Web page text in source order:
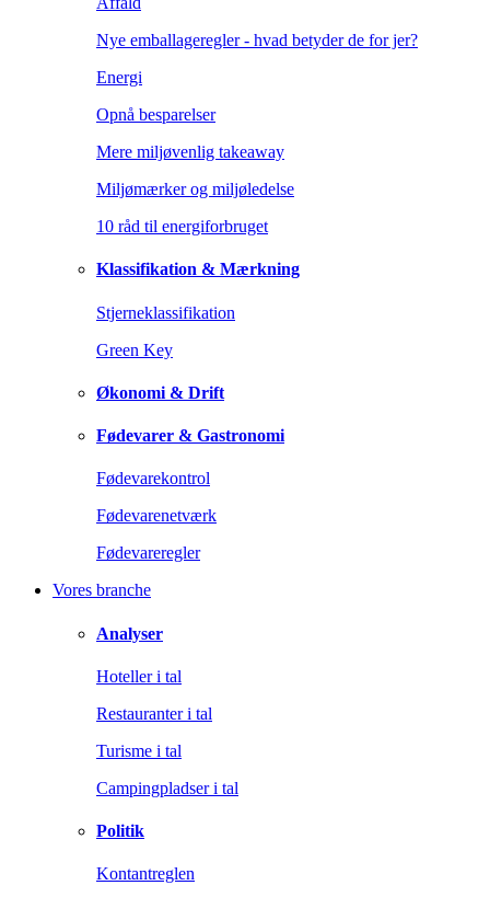
Nye emballageregler - hvad betyder de for jer?
Energi
Opnå besparelser
Mere miljøvenlig takeaway
Miljømærker og miljøledelse
10 råd til energiforbruget
Klassifikation & Mærkning
Stjerneklassifikation
Green Key
Økonomi & Drift
Fødevarer & Gastronomi
Fødevarekontrol
Fødevarenetværk
Fødevareregler
Vores branche
Analyser
Hoteller i tal
Restauranter i tal
Turisme i tal
Campingpladser i tal
Politik
Kontantreglen